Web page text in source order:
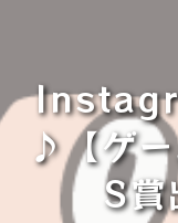
♪【ゲ
S賞